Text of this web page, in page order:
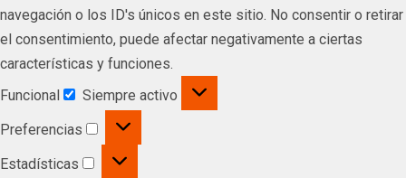
navegación o los ID's únicos en este sitio. No consentir o retirar
el consentimiento, puede afectar negativamente a ciertas
características y funciones.
Funcional
Siempre activo
Preferencias
Estadísticas